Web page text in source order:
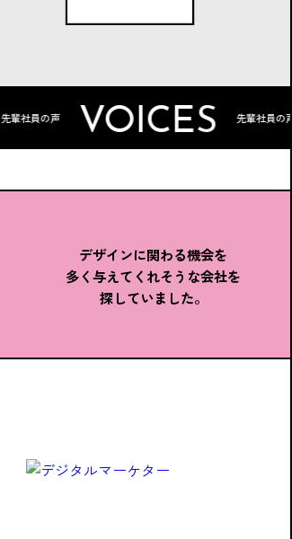
VOICES 先輩社員の声
デザインに関わる機会を
多く与えてくれそうな会社を
探していました。